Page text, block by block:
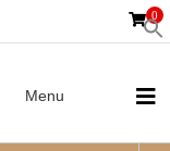
0
Menu